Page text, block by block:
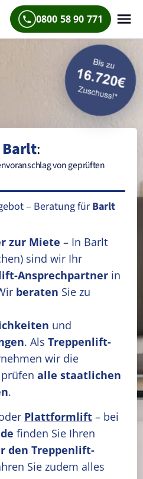
0800 58 90 771
Barlt:
von geprüften
– Beratung fürBarlt
zur Miete – In Barlt
sind wir Ihr
Ansprechpartner in
beraten Sie zu
und
. Als Treppenlift-
wir die
alle staatlichen
.
Plattformlift – bei
finden Sie Ihren
den Treppenlift-
Sie zudem alles